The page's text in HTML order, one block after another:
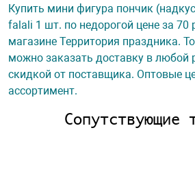
Купить мини фигура пончик
falali 1 шт. по недорогой цене за 70
магазине Территория праздника.
можно заказать доставку в любой
скидкой от поставщика. Оптовые
ассортимент.
Сопутствующие